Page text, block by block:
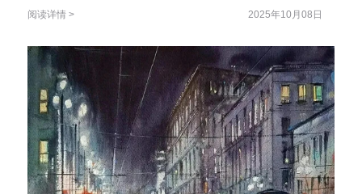
阅读详情 >
2025年10月08日